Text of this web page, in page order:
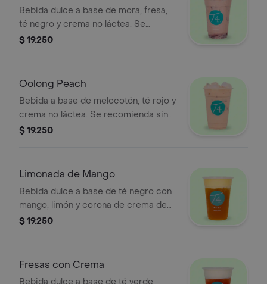
Bebida dulce a base de mora, fresa,
té negro y crema no láctea. Se
recomienda sin azúcar.
$ 19.250
Oolong Peach
Bebida a base de melocotón, té rojo y
crema no láctea. Se recomienda sin
azúcar o poca azúcar.
$ 19.250
Limonada de Mango
Bebida dulce a base de té negro con
mango, limón y corona de crema de
mango (bebida láctea). Se
$ 19.250
Fresas con Crema